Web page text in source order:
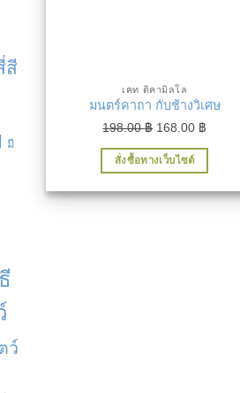
สี
มี
ว์
เคท ดิคามิลโล
มนตร์คาถา กับช้างวิเศษ
198.00฿ Original
price
was:
168.00 ฿
price
สั่งซื้อทางเว็บไซต์